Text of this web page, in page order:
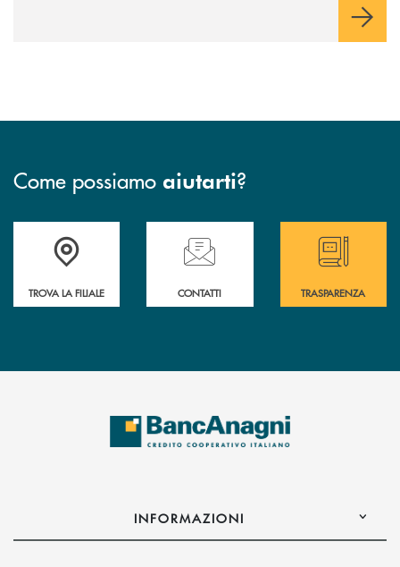
Come possiamo aiutarti?
Accedi all' elenco completo delle filiali
TROVA LA FILIALE
Hai bisogno di assistenza immediata ?
CONTATTI
Hai bisogno di
TRASPARENZA
INFORMAZIONI